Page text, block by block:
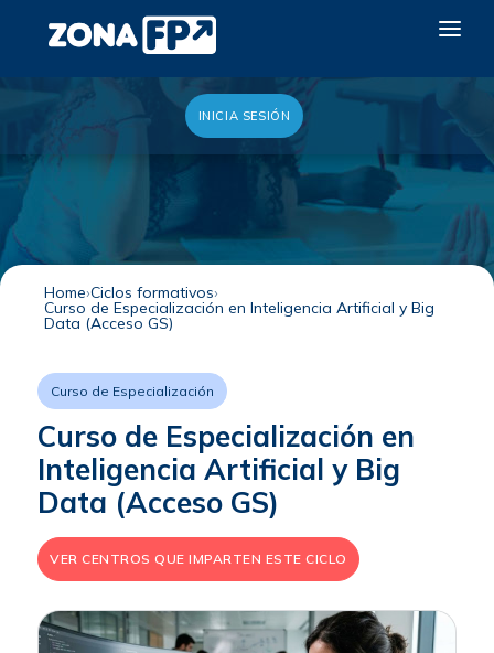
NOTICIAS
QUIERO EXPONER
INICIA SESIÓN
Home Ciclos formativos
Curso de Especialización en Inteligencia Artificial y Big
Data (Acceso GS)
Curso de Especialización
Curso de Especialización en
Inteligencia Artificial y Big
Data (Acceso GS)
VER CENTROS QUE IMPARTEN ESTE CICLO